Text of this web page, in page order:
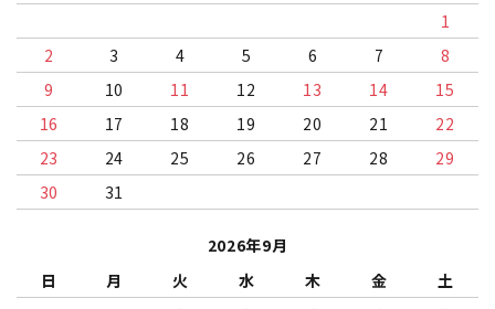
1
2
3 4 5 6 7
8
9
10 11 12 13 14
15
16
17 18 19 20 21
22
23
24 25 26 27 28
29
30
31
2026年9月
日
月 火 水 木 金
土